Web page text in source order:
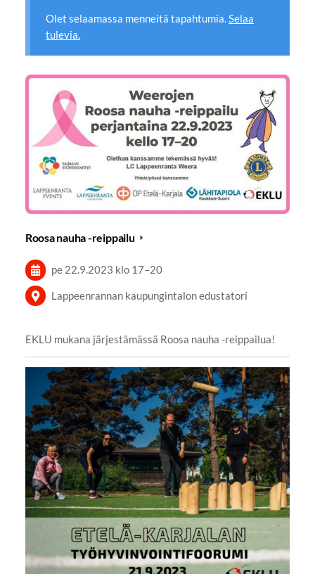
Olet selaamassa menneitä tapahtumia.Selaa
tulevia.
Roosa nauha -reippailu
pe 22.9.2023 klo 17–20
Lappeenrannan kaupungintalon edustatori
EKLU mukana järjestämässä Roosa nauha -reippailua!